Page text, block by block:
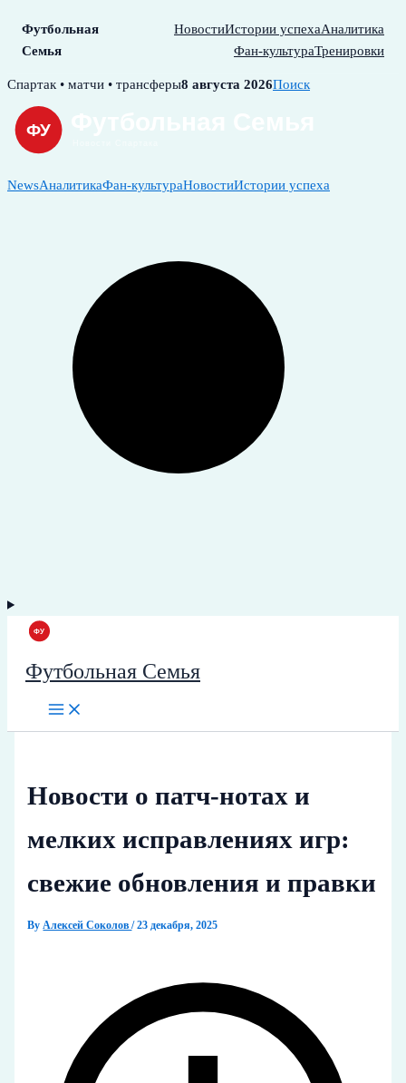
Футбольная
Семья
НовостиИстории успехаАналитика
Фан-культураТренировки
Skip
content
Спартак • матчи • трансферы8 августа 2026Поиск
NewsАналитикаФан-культураНовостиИстории успеха
Футбольная Семья
Новости о патч-нотах и
мелких исправлениях игр:
свежие обновления и правки
ByАлексей Соколов/23 декабря, 2025